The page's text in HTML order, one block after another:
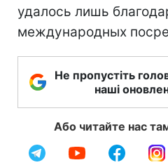
удалось лишь
международных
Не пропустіть
наші
Або читайте нас